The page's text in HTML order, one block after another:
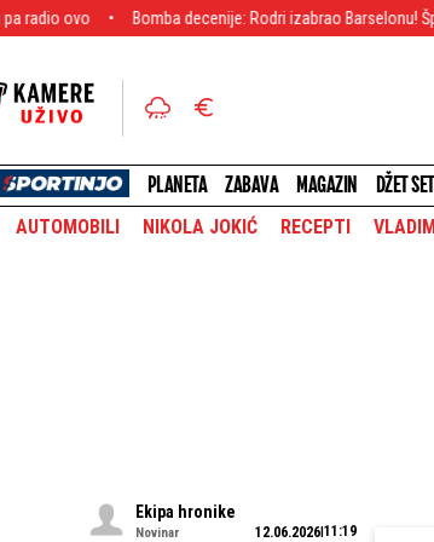
Bomba decenije: Rodri izabrao Barselonu! Španski
PLANETA ZABAVA MAGAZIN DŽET SET
AUTOMOBILI NIKOLA JOKIĆ RECEPTI
Ekipa hronike
Novinar 12.06.2026 11:19